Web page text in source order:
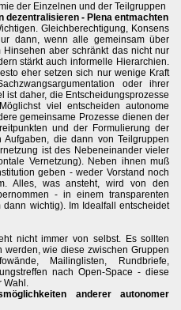
der Einzelnen und der Teilgruppen
dezentralisieren - Plena entmachten
Gleichberechtigung, Konsens
dann, wenn alle gemeinsam über
aber schränkt das nicht nur
stärkt auch informelle Hierarchien.
eher setzen sich nur wenige Kraft
oder ihrer
ist daher, die Entscheidungsprozesse
viel entscheiden autonome
gemeinsame Prozesse dienen der
und der Formulierung der
Aufgaben, die dann von Teilgruppen
ist des Nebeneinander vieler
Vernetzung). Neben ihnen muß
geben - weder Vorstand noch
Alles, was ansteht, wird von den
- in einem transparenten
wichtig). Im Idealfall entscheidet
nicht immer von selbst. Es sollten
wie diese zwischen Gruppen
Mailinglisten, Rundbriefe,
nach Open-Space - diese
Wahl.
anderer autonomer